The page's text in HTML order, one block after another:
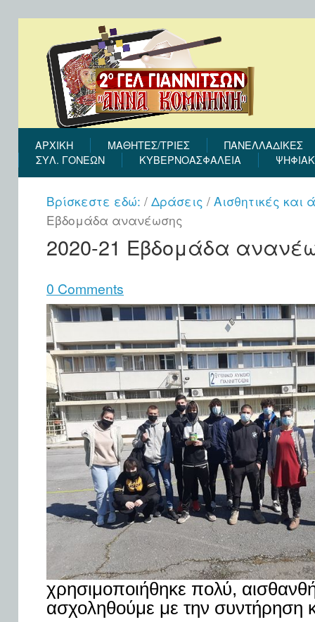
ΑΡΧΙΚΉ ΜΑΘΗΤΕΣ/ΤΡΙΕΣ
ΠΑΝΕΛΛΑΔΙΚΕΣ
ΣΎΛ. ΓΟΝΈΩΝ
ΚΥΒΕΡΝΟΑΣΦΑΛΕΙΑ
Βρίσκεστε εδώ: / Δράσεις / Αισθητικές
Εβδομάδα ανανέωσης
2020-21 Εβδομάδα
0 Comments
χρησιμοποιήθηκε πολύ,
ασχοληθούμε με την συντήρηση